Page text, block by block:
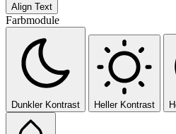
Align Text
Farbmodule
Dunkler Kontrast Heller Kontrast